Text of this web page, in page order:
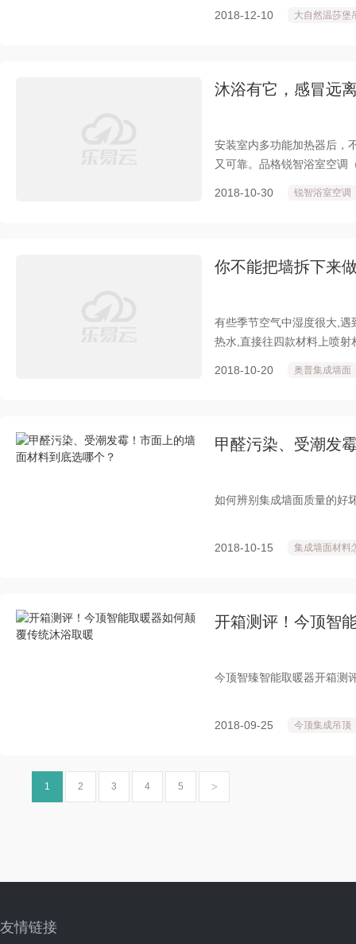
2018-12-10 大自然温莎堡
沐浴有它，感冒远
安装室内多功能加热器后，
又可靠。品格锐智浴室空调
2018-10-30 锐智浴室空调
你不能把墙拆下来
有些季节空气中湿度很大,
热水,直接往四款材料上喷射
2018-10-20 奥普集成墙面
甲醛污染、受潮发
如何辨别集成墙面质量的好
2018-10-15 集成墙面材料
开箱测评！今顶智
今顶智臻智能取暖器开箱测
2018-09-25 今顶集成吊顶
1 2 3 4 5
友情链接